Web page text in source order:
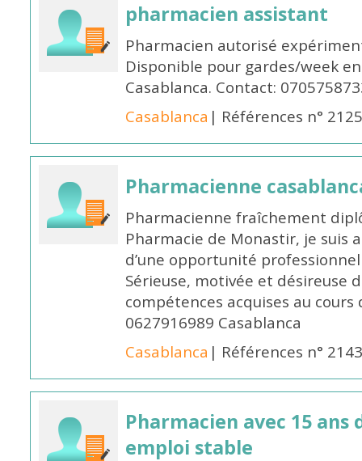
pharmacien assistant
Pharmacien autorisé
Disponible pour gardes/week
Casablanca. Contact:
Casablanca | Références n°
Pharmacienne
Pharmacienne fraîchement
Pharmacie de Monastir, je suis
d’une opportunité
Sérieuse, motivée et désireuse
compétences acquises au
0627916989 Casablanca
Casablanca | Références n°
Pharmacien avec 15
emploi stable